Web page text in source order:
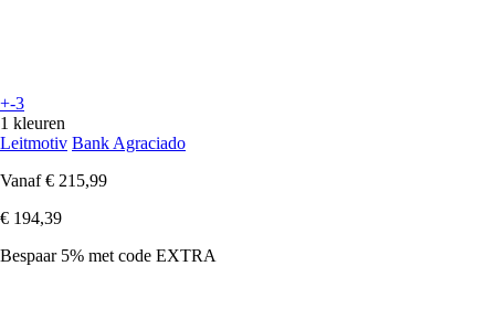
+-3
1 kleuren
Leitmotiv Bank Agraciado
Vanaf € 215,99
€ 194,39
Bespaar 5% met code EXTRA